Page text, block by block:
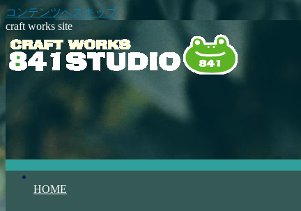
コンテンツへスキップ
craft works site
HOME